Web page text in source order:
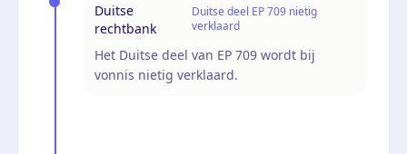
Duitse
rechtbank
Duitse deel EP 709 nietig
verklaard
Het Duitse deel van EP 709 wordt bij
vonnis nietig verklaard.